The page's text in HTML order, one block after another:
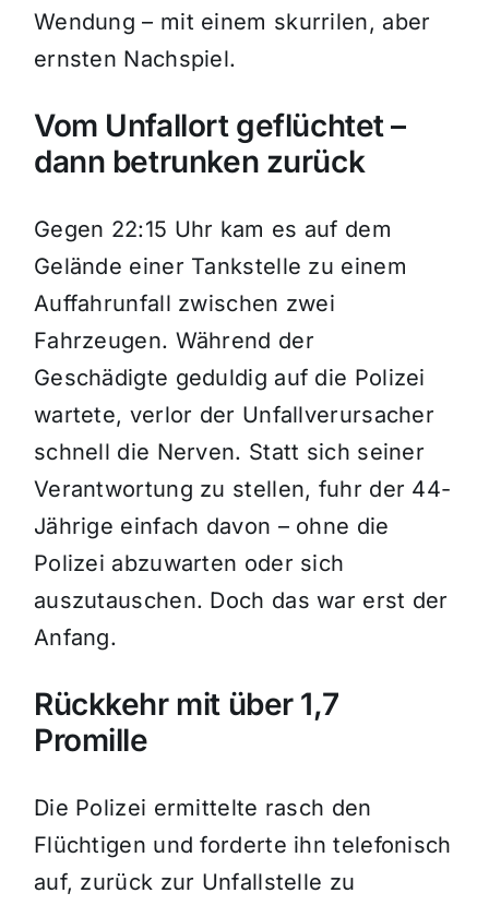
Wendung – mit einem skurrilen, aber
ernsten Nachspiel.
Vom Unfallort geflüchtet –
dann betrunken zurück
Gegen 22:15 Uhr kam es auf dem
Gelände einer Tankstelle zu einem
Auffahrunfall zwischen zwei
Fahrzeugen. Während der
Geschädigte geduldig auf die Polizei
wartete, verlor der Unfallverursacher
schnell die Nerven. Statt sich seiner
Verantwortung zu stellen, fuhr der 44-
Jährige einfach davon – ohne die
Polizei abzuwarten oder sich
auszutauschen. Doch das war erst der
Anfang.
Rückkehr mit über 1,7
Promille
Die Polizei ermittelte rasch den
Flüchtigen und forderte ihn telefonisch
auf, zurück zur Unfallstelle zu